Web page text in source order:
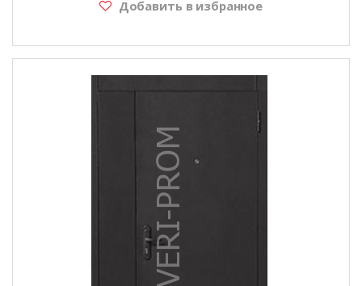
Добавить в избранное